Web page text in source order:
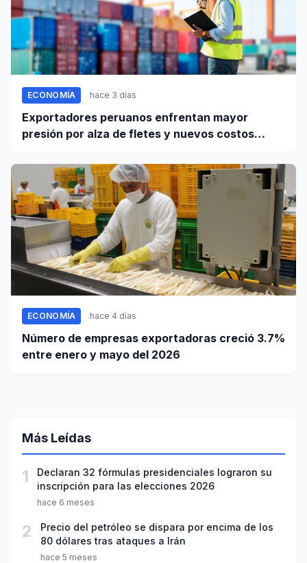
ECONOMÍA hace 3 días
Exportadores peruanos enfrentan mayor
presión por alza de fletes y nuevos costos
ECONOMÍA hace 4 días
Número de empresas exportadoras creció 3.7%
entre enero y mayo del 2026
Más Leídas
1
Declaran 32 fórmulas presidenciales lograron su
inscripción para las elecciones 2026
hace 6 meses
2
Precio del petróleo se dispara por encima de los
80 dólares tras ataques a Irán
hace 5 meses